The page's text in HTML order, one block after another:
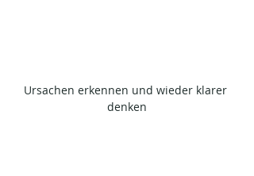
Ursachen erkennen und wieder klarer
denken